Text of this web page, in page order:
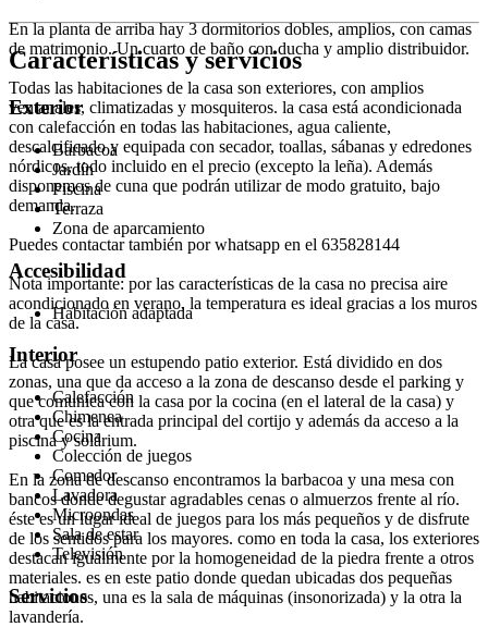
En la planta de arriba hay 3 dormitorios dobles, amplios, con camas
de matrimonio. Un cuarto de baño con ducha y amplio distribuidor.
Todas las habitaciones de la casa son exteriores, con amplios
ventanales, climatizadas y mosquiteros. la casa está acondicionada
con calefacción en todas las habitaciones, agua caliente,
descalcificado y equipada con secador, toallas, sábanas y edredones
nórdicos, todo incluido en el precio (excepto la leña). Además
disponemos de cuna que podrán utilizar de modo gratuito, bajo
demanda.
Puedes contactar también por whatsapp en el 635828144
Nota importante: por las características de la casa no precisa aire
acondicionado en verano, la temperatura es ideal gracias a los muros
de la casa.
La casa posee un estupendo patio exterior. Está dividido en dos
zonas, una que da acceso a la zona de descanso desde el parking y
que comunica con la casa por la cocina (en el lateral de la casa) y
otra que es la entrada principal del cortijo y además da acceso a la
piscina y solárium.
En la zona de descanso encontramos la barbacoa y una mesa con
bancos donde degustar agradables cenas o almuerzos frente al río.
éste es un lugar ideal de juegos para los más pequeños y de disfrute
de los sentidos para los mayores. como en toda la casa, los exteriores
destacan igualmente por la homogeneidad de la piedra frente a otros
materiales. es en este patio donde quedan ubicadas dos pequeñas
habitaciones, una es la sala de máquinas (insonorizada) y la otra la
lavandería.
Características y servicios
Exterior
Barbacoa
Jardín
Piscina
Terraza
Zona de aparcamiento
Accesibilidad
Habitación adaptada
Interior
Calefacción
Chimenea
Cocina
Colección de juegos
Comedor
Lavadora
Microondas
Sala de estar
Televisión
Servicios